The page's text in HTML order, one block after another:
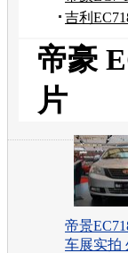
吉利
帝豪
片
帝景
车展实拍